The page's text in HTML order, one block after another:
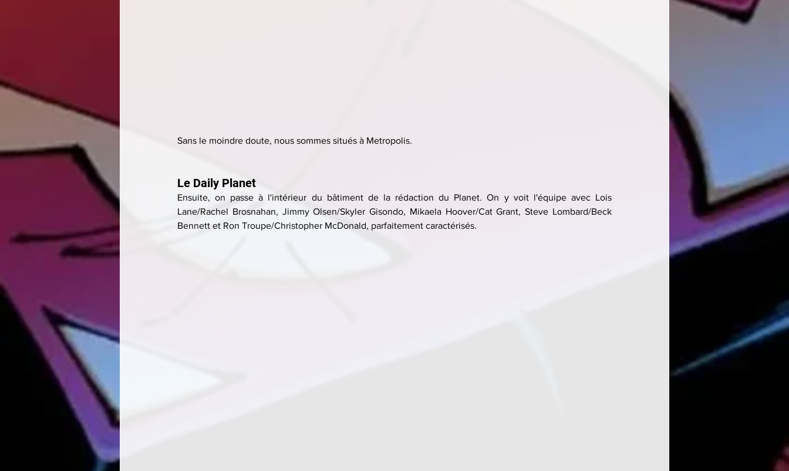
Sans le moindre doute, nous sommes situés à Metropolis.
Le Daily Planet
Ensuite, on passe à l'intérieur du bâtiment de la rédaction du Planet. On y voit l'équipe avec Lois
Lane/Rachel Brosnahan, Jimmy Olsen/Skyler Gisondo, Mikaela Hoover/Cat Grant, Steve Lombard/Beck
Bennett et Ron Troupe/Christopher McDonald, parfaitement caractérisés.